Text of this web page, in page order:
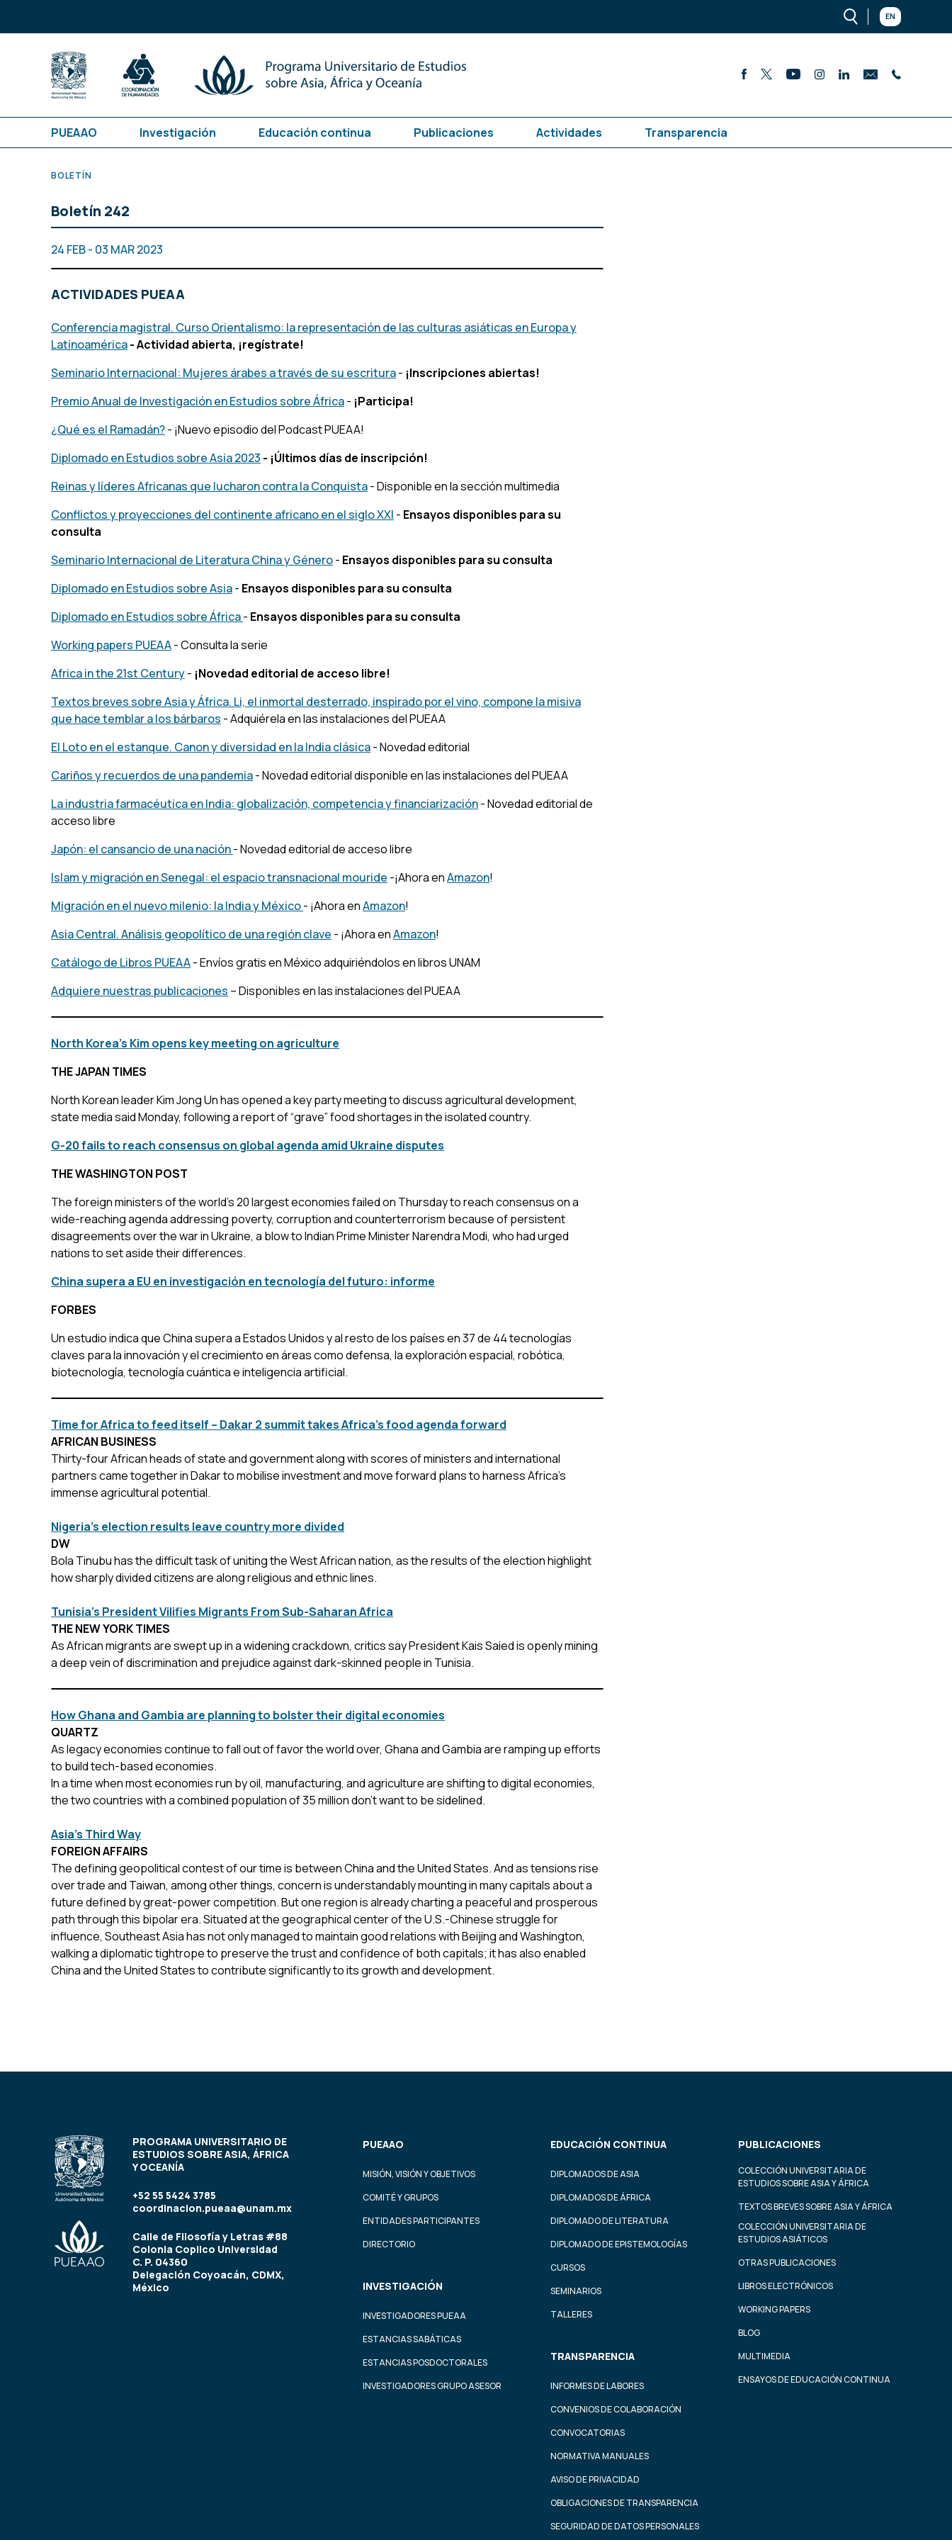
EN
PUEAAO Investigación Educación continua Publicaciones Actividades Transparencia
BOLETÍN
Boletín 242
24 FEB - 03 MAR 2023
ACTIVIDADES PUEAA
Conferencia magistral. Curso Orientalismo: la representación de las culturas asiáticas en Europa y
Latinoamérica- Actividad abierta, ¡regístrate!
Seminario Internacional: Mujeres árabes a través de su escritura- ¡Inscripciones abiertas!
Premio Anual de Investigación en Estudios sobre África- ¡Participa!
¿Qué es el Ramadán?- ¡Nuevo episodio del Podcast PUEAA!
Diplomado en Estudios sobre Asia 2023 - ¡Últimos días de inscripción!
Reinas y líderes Africanas que lucharon contra la Conquista- Disponible en la sección multimedia
Conflictos y proyecciones del continente africano en el siglo XXI - Ensayos disponibles para su
consulta
Seminario Internacional de Literatura China y Género- Ensayos disponibles para su consulta
Diplomado en Estudios sobre Asia- Ensayos disponibles para su consulta
Diplomado en Estudios sobre África- Ensayos disponibles para su consulta
Working papers PUEAA- Consulta la serie
Africa in the 21st Century- ¡Novedad editorial de acceso libre!
Textos breves sobre Asia y África. Li, el inmortal desterrado, inspirado por el vino, compone la misiva
que hace temblar a los bárbaros - Adquiérela en las instalaciones del PUEAA
El Loto en el estanque. Canon y diversidad en la India clásica- Novedad editorial
Cariños y recuerdos de una pandemia- Novedad editorial disponible en las instalaciones del PUEAA
La industria farmacéutica en India: globalización, competencia y financiarización- Novedad editorial de
acceso libre
Japón: el cansancio de una nación- Novedad editorial de acceso libre
Islam y migración en Senegal: el espacio transnacional mouride -¡Ahora enAmazon!
Migración en el nuevo milenio: la India y México- ¡Ahora enAmazon!
Asia Central. Análisis geopolítico de una región clave - ¡Ahora enAmazon!
Catálogo de Libros PUEAA- Envíos gratis en México adquiriéndolos en libros UNAM
Adquiere nuestras publicaciones – Disponibles en las instalaciones del PUEAA
North Korea's Kim opens key meeting on agriculture
THE JAPAN TIMES
North Korean leader Kim Jong Un has opened a key party meeting to discuss agricultural development,
state media said Monday, following a report of “grave” food shortages in the isolated country.
G-20 fails to reach consensus on global agenda amid Ukraine disputes
THE WASHINGTON POST
The foreign ministers of the world’s 20 largest economies failed on Thursday to reach consensus on a
wide-reaching agenda addressing poverty, corruption and counterterrorism because of persistent
disagreements over the war in Ukraine, a blow to Indian Prime Minister Narendra Modi, who had urged
nations to set aside their differences.
China supera a EU en investigación en tecnología del futuro: informe
FORBES
Un estudio indica que China supera a Estados Unidos y al resto de los países en 37 de 44 tecnologías
claves para la innovación y el crecimiento en áreas como defensa, la exploración espacial, robótica,
biotecnología, tecnología cuántica e inteligencia artificial.
Time for Africa to feed itself – Dakar 2 summit takes Africa’s food agenda forward
AFRICAN BUSINESS
Thirty-four African heads of state and government along with scores of ministers and international
partners came together in Dakar to mobilise investment and move forward plans to harness Africa’s
immense agricultural potential.
Nigeria's election results leave country more divided
DW
Bola Tinubu has the difficult task of uniting the West African nation, as the results of the election highlight
how sharply divided citizens are along religious and ethnic lines.
Tunisia’s President Vilifies Migrants From Sub-Saharan Africa
THE NEW YORK TIMES
As African migrants are swept up in a widening crackdown, critics say President Kais Saied is openly mining
a deep vein of discrimination and prejudice against dark-skinned people in Tunisia.
How Ghana and Gambia are planning to bolster their digital economies
QUARTZ
As legacy economies continue to fall out of favor the world over, Ghana and Gambia are ramping up efforts
to build tech-based economies.
In a time when most economies run by oil, manufacturing, and agriculture are shifting to digital economies,
the two countries with a combined population of 35 million don’t want to be sidelined.
Asia’s Third Way
FOREIGN AFFAIRS
The defining geopolitical contest of our time is between China and the United States. And as tensions rise
over trade and Taiwan, among other things, concern is understandably mounting in many capitals about a
future defined by great-power competition. But one region is already charting a peaceful and prosperous
path through this bipolar era. Situated at the geographical center of the U.S.-Chinese struggle for
influence, Southeast Asia has not only managed to maintain good relations with Beijing and Washington,
walking a diplomatic tightrope to preserve the trust and confidence of both capitals; it has also enabled
China and the United States to contribute significantly to its growth and development.
PROGRAMA UNIVERSITARIO DE
ESTUDIOS SOBRE ASIA, ÁFRICA
Y OCEANÍA
+52 55 5424 3785
coordinacion.pueaa@unam.mx
Calle de Filosofía y Letras #88
Colonia Copilco Universidad
C. P. 04360
Delegación Coyoacán, CDMX,
México
PUEAAO
MISIÓN, VISIÓN Y OBJETIVOS
COMITÉ Y GRUPOS
ENTIDADES PARTICIPANTES
DIRECTORIO
INVESTIGACIÓN
INVESTIGADORES PUEAA
ESTANCIAS SABÁTICAS
ESTANCIAS POSDOCTORALES
INVESTIGADORES GRUPO ASESOR
EDUCACIÓN CONTINUA
DIPLOMADOS DE ASIA
DIPLOMADOS DE ÁFRICA
DIPLOMADO DE LITERATURA
DIPLOMADO DE EPISTEMOLOGÍAS
CURSOS
SEMINARIOS
TALLERES
TRANSPARENCIA
INFORMES DE LABORES
CONVENIOS DE COLABORACIÓN
CONVOCATORIAS
NORMATIVA MANUALES
AVISO DE PRIVACIDAD
OBLIGACIONES DE TRANSPARENCIA
SEGURIDAD DE DATOS PERSONALES
PUBLICACIONES
COLECCIÓN UNIVERSITARIA DE
ESTUDIOS SOBRE ASIA Y ÁFRICA
TEXTOS BREVES SOBRE ASIA Y ÁFRICA
COLECCIÓN UNIVERSITARIA DE
ESTUDIOS ASIÁTICOS
OTRAS PUBLICACIONES
LIBROS ELECTRÓNICOS
WORKING PAPERS
BLOG
MULTIMEDIA
ENSAYOS DE EDUCACIÓN CONTINUA